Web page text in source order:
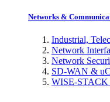
Networks &
Industrial,
Network
Network
SD-WAN &
WISE-STACK